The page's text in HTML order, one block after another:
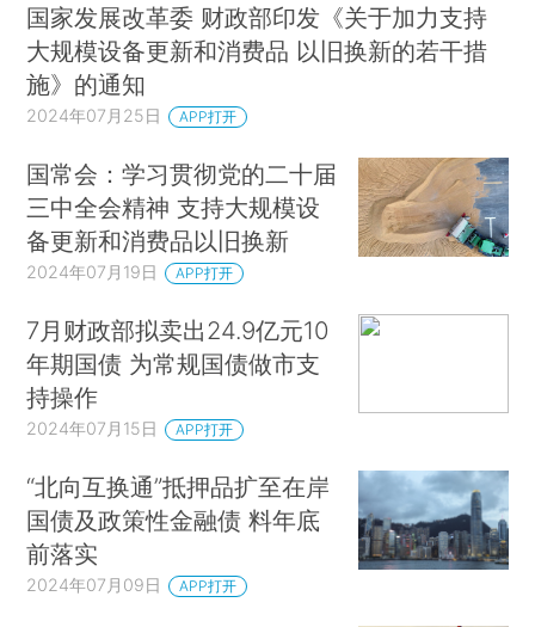
国家发展改革委 财政部印发《关于加力支持
大规模设备更新和消费品 以旧换新的若干措
施》的通知
2024年07月25日 APP打开
国常会：学习贯彻党的二十届
三中全会精神 支持大规模设
备更新和消费品以旧换新
2024年07月19日 APP打开
7月财政部拟卖出24.9亿元10
年期国债 为常规国债做市支
持操作
2024年07月15日 APP打开
“北向互换通”抵押品扩至在岸
国债及政策性金融债 料年底
前落实
2024年07月09日 APP打开